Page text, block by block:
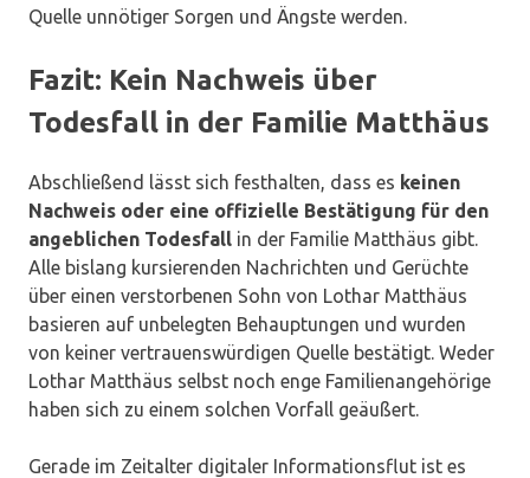
Quelle unnötiger Sorgen und Ängste werden.
Fazit: Kein Nachweis über
Todesfall in der Familie Matthäus
Abschließend lässt sich festhalten, dass es keinen
Nachweis oder eine offizielle Bestätigung für den
angeblichen Todesfall in der Familie Matthäus gibt.
Alle bislang kursierenden Nachrichten und Gerüchte
über einen verstorbenen Sohn von Lothar Matthäus
basieren auf unbelegten Behauptungen und wurden
von keiner vertrauenswürdigen Quelle bestätigt. Weder
Lothar Matthäus selbst noch enge Familienangehörige
haben sich zu einem solchen Vorfall geäußert.
Gerade im Zeitalter digitaler Informationsflut ist es